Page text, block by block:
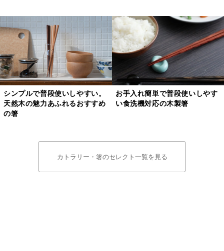
シンプルで普段使いしやすい。
天然木の魅力あふれるおすすめ
の箸
お手入れ簡単で普段使いしやす
い食洗機対応の木製箸
カトラリー・箸のセレクト一覧を見る